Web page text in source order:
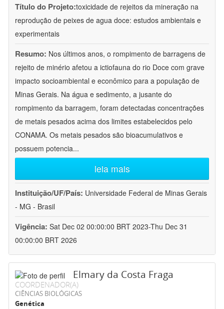
Título do Projeto:toxicidade de rejeitos da mineração na
reprodução de peixes de agua doce: estudos ambientais e
experimentais
Resumo: Nos últimos anos, o rompimento de barragens de
rejeito de minério afetou a ictiofauna do rio Doce com grave
impacto socioambiental e econômico para a população de
Minas Gerais. Na água e sedimento, a jusante do
rompimento da barragem, foram detectadas concentrações
de metais pesados acima dos limites estabelecidos pelo
CONAMA. Os metais pesados são bioacumulativos e
possuem potencia...
leia mais
Instituição/UF/País: Universidade Federal de Minas Gerais
- MG - Brasil
Vigência: Sat Dec 02 00:00:00 BRT 2023-Thu Dec 31
00:00:00 BRT 2026
Elmary da Costa Fraga
COORDENADOR(A)
CIÊNCIAS BIOLÓGICAS
Genética